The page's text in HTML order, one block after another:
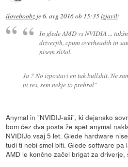
iloveboobz je6. avg 2016 ob 15:35izjavil:
In glede AMD vs NVIDIA ...
driverjih, cpum overheadih in
nisem slišal.
Ja ? No izpostavi en tak bullshit. Ne
ni res, sem nekje to prebral"
Anymal in "NVIDIJ-aši", ki dejansko
bom čez dva posta že spet anymal
NVIDIJo vsaj 5 let. Glede hardware
tudi ti nebi smel biti. Glede software pa
AMD le končno začel brigat za driverje,